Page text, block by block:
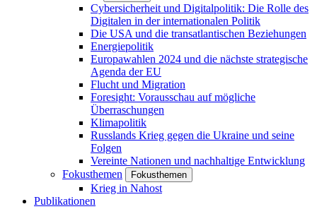
Cybersicherheit und Digitalpolitik: Die Rolle des
Digitalen in der internationalen Politik
Die USA und die transatlantischen Beziehungen
Energiepolitik
Europawahlen 2024 und die nächste strategische
Agenda der EU
Flucht und Migration
Foresight: Vorausschau auf mögliche
Überraschungen
Klimapolitik
Russlands Krieg gegen die Ukraine und seine
Folgen
Vereinte Nationen und nachhaltige Entwicklung
Fokusthemen
Fokusthemen
Krieg in Nahost
Publikationen